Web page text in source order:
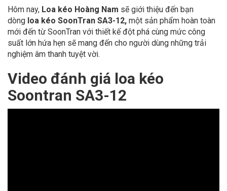
Hôm nay, Loa kéo Hoàng Nam sẽ giới thiệu đến bạn
dòng loa kéo SoonTran SA3-12, một sản phẩm hoàn toàn
mới đến từ SoonTran với thiết kế đột phá cùng mức công
suất lớn hứa hẹn sẽ mang đến cho người dùng những trải
nghiệm âm thanh tuyệt vời.
Video đánh giá loa kéo
Soontran SA3-12